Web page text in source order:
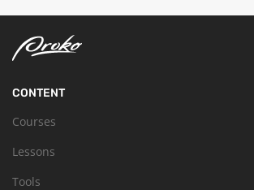
CONTENT
Courses
Lessons
Tools